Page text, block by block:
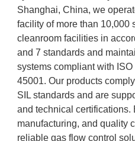
Shanghai, China, we
facility of more than 10,000
cleanroom facilities in
and 7 standards and
systems compliant with
45001. Our products
SIL standards and are
and technical certifications.
manufacturing, and quality
reliable gas flow control